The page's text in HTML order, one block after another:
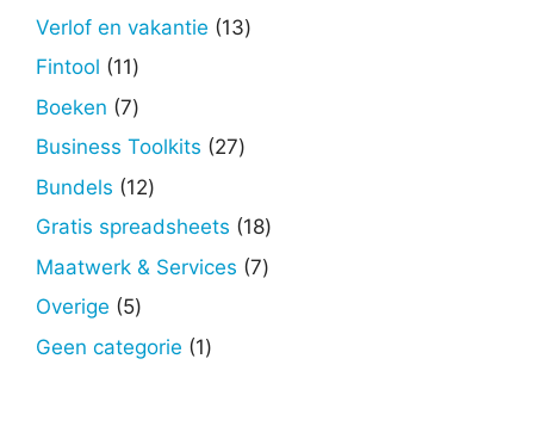
Verlof en vakantie 1313
Fintool 1111
producten
Boeken 77
producten
Business Toolkits 2727
Bundels 1212
producten
Gratis spreadsheets 1818
producten
Maatwerk & Services 77
Overige 55
producten
Geen categorie 11